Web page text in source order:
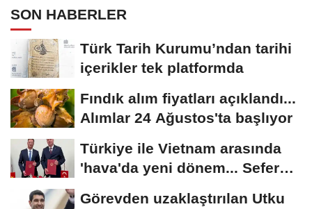
SON HABERLER
Türk Tarih Kurumu’ndan tarihi
içerikler tek platformda
Fındık alım fiyatları açıklandı...
Alımlar 24 Ağustos'ta başlıyor
Türkiye ile Vietnam arasında
'hava'da yeni dönem... Sefer
Görevden uzaklaştırılan Utku